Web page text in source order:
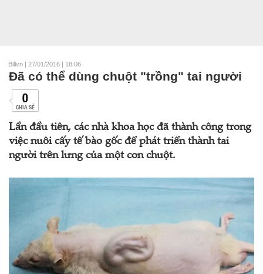
Billvn | 27/01/2016 | 18:06
Đã có thể dùng chuột "trồng" tai người
0
CHIA SẺ
Lần đầu tiên, các nhà khoa học đã thành công trong
việc nuôi cấy tế bào gốc để phát triển thành tai
người trên lưng của một con chuột.